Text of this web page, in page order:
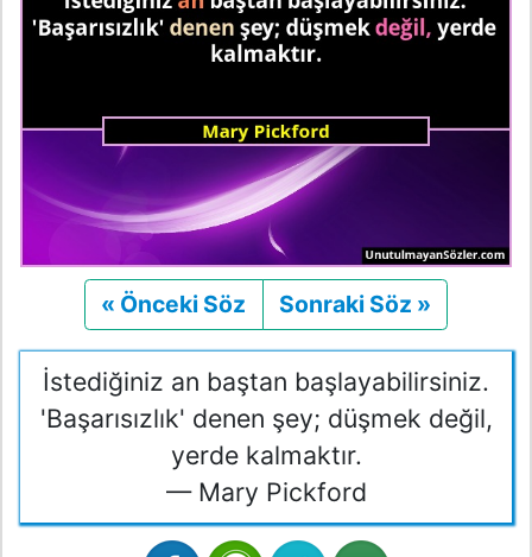
« Önceki Söz Önceki
Sonraki Söz »
İstediğiniz an baştan başlayabilirsiniz.
'Başarısızlık' denen şey; düşmek değil,
yerde kalmaktır.
— Mary Pickford